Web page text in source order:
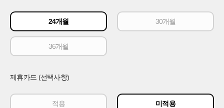
24개월 30개월
36개월
제휴카드 (선택사항)
적용 미적용
처 남기기